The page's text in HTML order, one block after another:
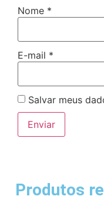
Nome *
E-mail *
Salvar meus
Produtos